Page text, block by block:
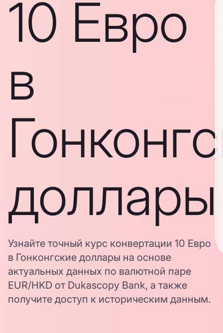
10 Евро
в
доллары
Узнайте точный курс конвертации 10 Евро
в Гонконгские доллары на основе
актуальных данных по валютной паре
EUR/HKD от Dukascopy Bank, а также
получите доступ к историческим данным.